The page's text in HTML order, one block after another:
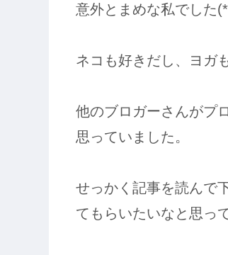
意外とまめな私でした
ネコも好きだし、ヨガ
他のブロガーさんがプ
思っていました。
せっかく記事を読んで
てもらいたいなと思って